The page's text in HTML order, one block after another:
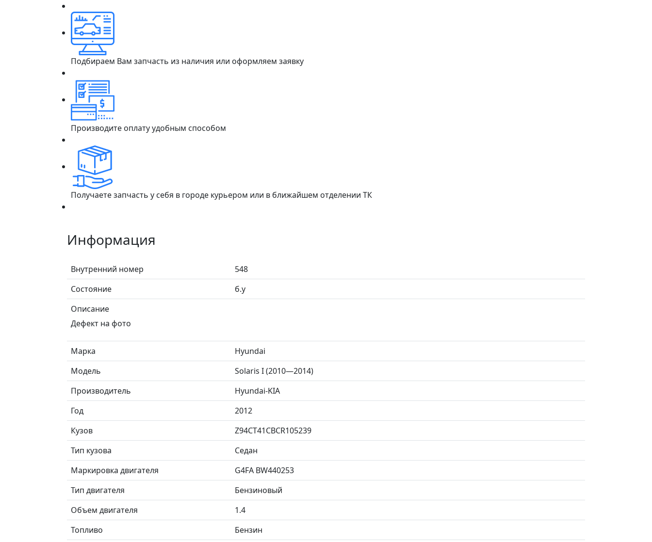
Подбираем Вам запчасть из наличия или оформляем заявку
Производите оплату удобным способом
Получаете запчасть у себя в городе курьером или в ближайшем отделении ТК
Информация
Внутренний номер
548
Состояние
б.у
Описание
Дефект на фото
Марка
Hyundai
Модель
Solaris I (2010—2014)
Производитель
Hyundai-KIA
Год
2012
Кузов
Z94CT41CBCR105239
Тип кузова
Седан
Маркировка двигателя
G4FA BW440253
Тип двигателя
Бензиновый
Объем двигателя
1.4
Топливо
Бензин